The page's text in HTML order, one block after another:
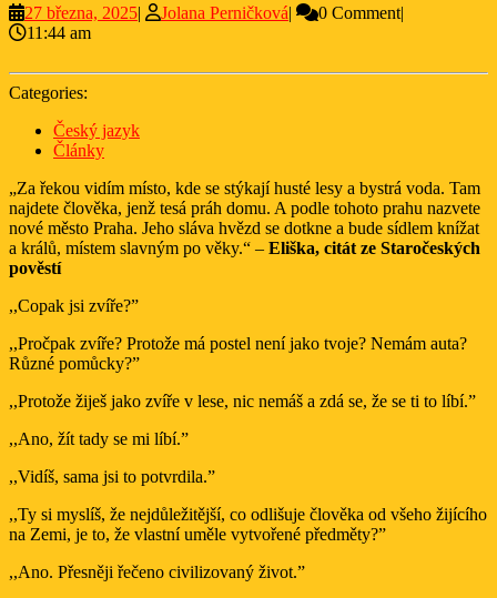
27 března, 202527
| Jolana PerničkováJolana
| 0 Comment|
11:44 am
Categories:
Český jazyk
Články
„Za řekou vidím místo, kde se stýkají husté lesy a bystrá voda. Tam
najdete člověka, jenž tesá práh domu. A podle tohoto prahu nazvete
nové město Praha. Jeho sláva hvězd se dotkne a bude sídlem knížat
a králů, místem slavným po věky.“ – Eliška, citát ze Staročeských
pověstí
,,Copak jsi zvíře?”
,,Pročpak zvíře? Protože má postel není jako tvoje? Nemám auta?
Různé pomůcky?”
,,Protože žiješ jako zvíře v lese, nic nemáš a zdá se, že se ti to líbí.”
,,Ano, žít tady se mi líbí.”
,,Vidíš, sama jsi to potvrdila.”
,,Ty si myslíš, že nejdůležitější, co odlišuje člověka od všeho žijícího
na Zemi, je to, že vlastní uměle vytvořené předměty?”
,,Ano. Přesněji řečeno civilizovaný život.”